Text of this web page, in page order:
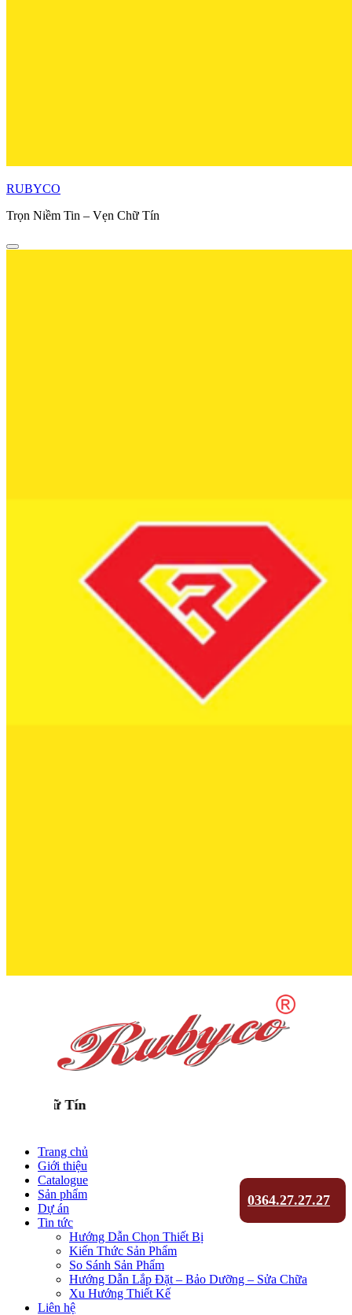
RUBYCO
Trọn Niềm Tin – Vẹn Chữ Tín
0364.27.27.27
Trang chủ
Giới thiệu
Catalogue
Sản phẩm
Dự án
Tin tức
Hướng Dẫn Chọn Thiết Bị
Kiến Thức Sản Phẩm
So Sánh Sản Phẩm
Hướng Dẫn Lắp Đặt – Bảo Dưỡng – Sửa Chữa
Xu Hướng Thiết Kế
Liên hệ